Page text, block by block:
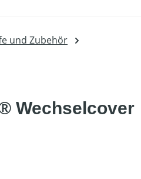
und Zubehör
Wechselcover